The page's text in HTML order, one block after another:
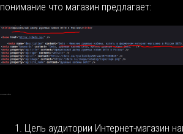
понимание что магазин предлагает:
Цель аудитории Интернет-магазин